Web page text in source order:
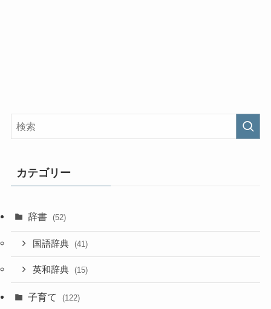
カテゴリー
辞書 (52)
国語辞典 (41)
英和辞典 (15)
子育て (122)